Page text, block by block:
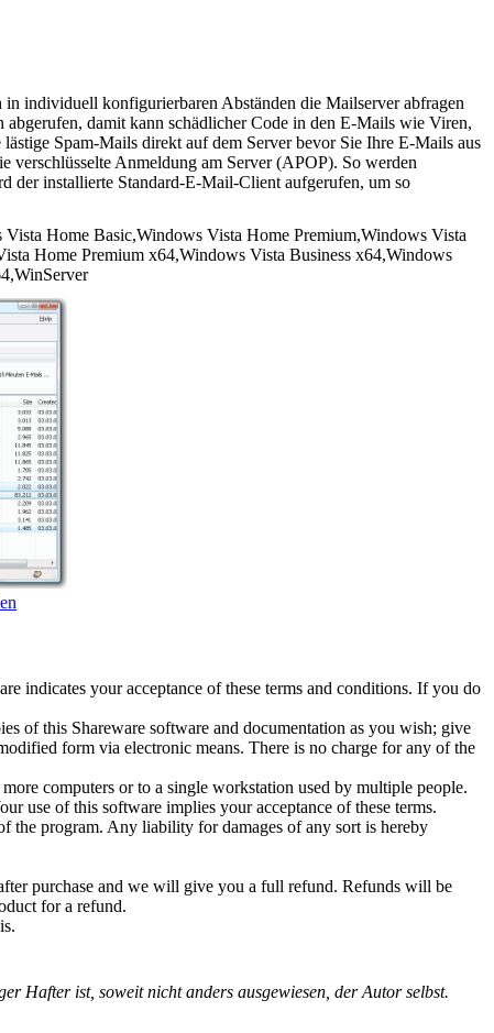
individuell konfigurierbaren Abständen die Mailserver abfragen
damit kann schädlicher Code in den E-Mails wie Viren,
Spam-Mails direkt auf dem Server bevor Sie Ihre E-Mails aus
verschlüsselte Anmeldung am Server (APOP). So werden
der installierte Standard-E-Mail-Client aufgerufen, um so
Home Basic,Windows Vista Home Premium,Windows Vista
Home Premium x64,Windows Vista Business x64,Windows
indicates your acceptance of these terms and conditions. If you do
of this Shareware software and documentation as you wish; give
form via electronic means. There is no charge for any of the
computers or to a single workstation used by multiple people.
use of this software implies your acceptance of these terms.
the program. Any liability for damages of any sort is hereby
purchase and we will give you a full refund. Refunds will be
for a refund.
Hafter ist, soweit nicht anders ausgewiesen, der Autor selbst.